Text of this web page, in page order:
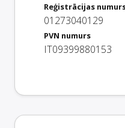
Reģistrācijas
01273040129
PVN numurs
IT09399880153